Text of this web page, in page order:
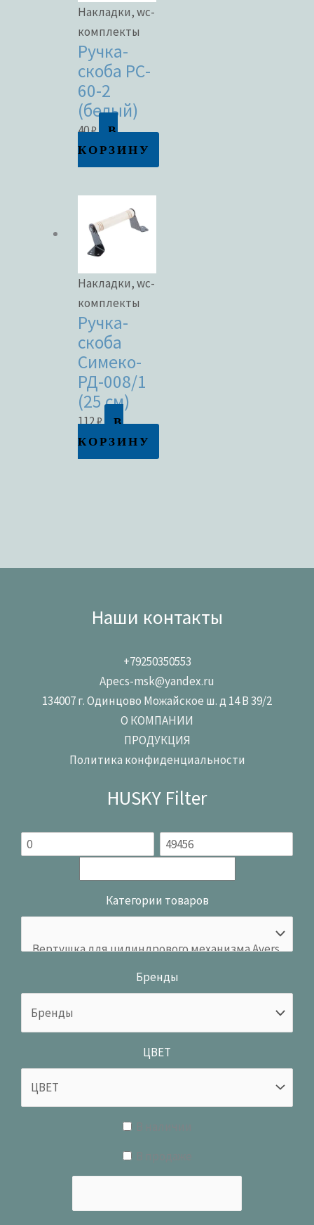
Накладки, wc-
комплекты
Ручка-
скоба РС-
60-2
(белый)
40₽
В
КОРЗИНУ
Накладки, wc-
комплекты
Ручка-
скоба
Симеко-
РД-008/1
(25 см)
112₽
В
КОРЗИНУ
Наши контакты
+79250350553
Apecs-msk@yandex.ru
134007 г. Одинцово Можайское ш. д 14 В 39/2
О КОМПАНИИ
ПРОДУКЦИЯ
Политика конфиденциальности
HUSKY Filter
Категории товаров
Бренды
ЦВЕТ